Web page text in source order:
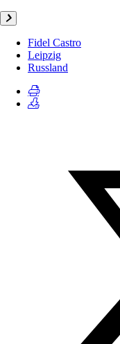
Fidel Castro
Leipzig
Russland